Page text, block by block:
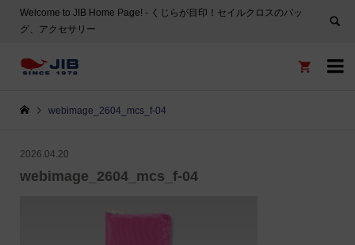
Welcome to JIB Home Page! ‐ くじらが目印！セイルクロスのバッ
グ、アクセサリー


webimage_2604_mcs_f-04
2026.04.20
webimage_2604_mcs_f-04